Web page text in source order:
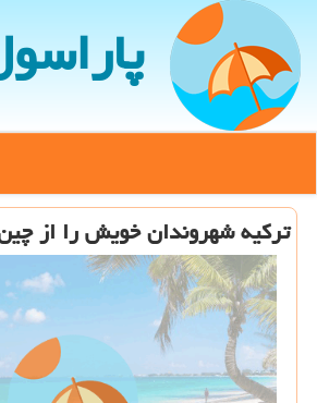
تركیه شهروندان خویش را از